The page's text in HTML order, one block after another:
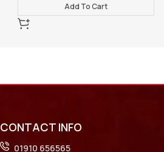
Add To Cart
CONTACT INFO
01910 656565